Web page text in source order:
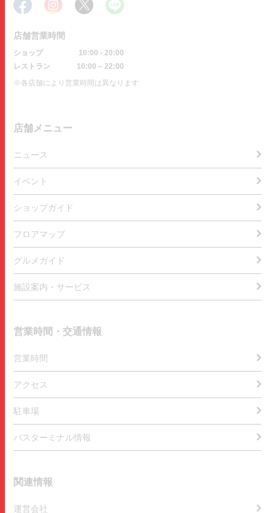
店舗営業時間
ショップ
10:00 - 20:00
レストラン
10:00 – 22:00
※各店舗により営業時間は異なります
店舗メニュー
ニュース
イベント
ショップガイド
フロアマップ
グルメガイド
施設案内・サービス
営業時間・交通情報
営業時間
アクセス
駐車場
バスターミナル情報
関連情報
運営会社